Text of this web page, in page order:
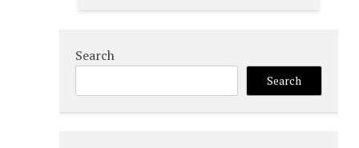
Search
Search